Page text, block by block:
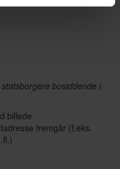
bosiddende i
billede
fremgår (f.eks.